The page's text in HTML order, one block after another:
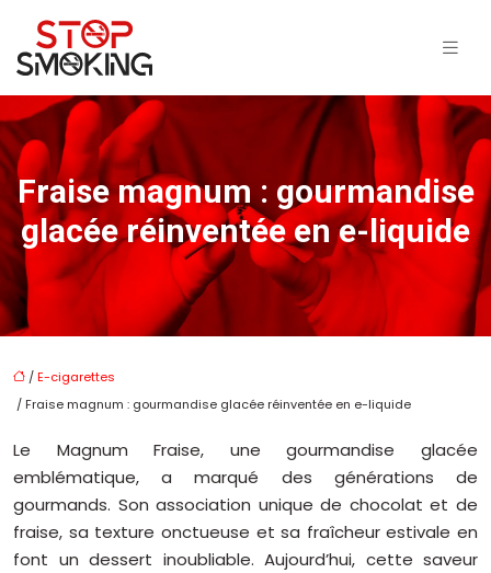
Fraise magnum : gourmandise
glacée réinventée en e-liquide
/E-cigarettes
/ Fraise magnum : gourmandise glacée réinventée en e-liquide
Le Magnum Fraise, une gourmandise glacée
emblématique, a marqué des générations de
gourmands. Son association unique de chocolat et de
fraise, sa texture onctueuse et sa fraîcheur estivale en
font un dessert inoubliable. Aujourd’hui, cette saveur